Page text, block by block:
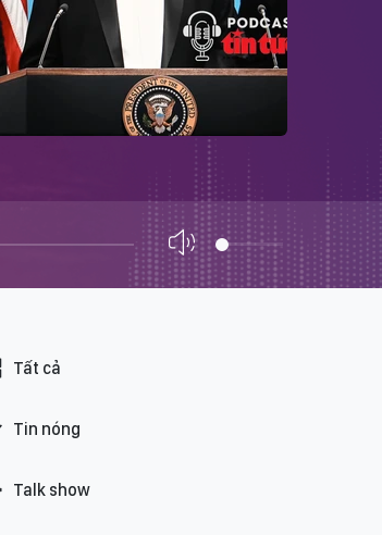
Tất cả
Tin nóng
Talk show